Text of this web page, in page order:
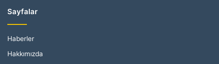
Sayfalar
Haberler
Hakkımızda